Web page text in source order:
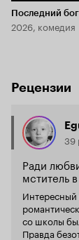
Последний
2026, комедия
Рецензии
39
Ради
мститель
Интересный
романтической
со школы
Правда